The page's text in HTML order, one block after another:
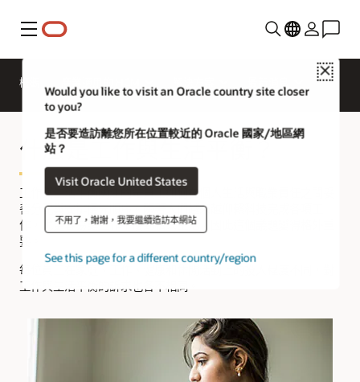
功能表
Close
Would you like to visit an Oracle country site closer
to you?
是否要造訪離您所在位置較近的 Oracle 國家/地區網
站？
Visit Oracle United States
不用了，謝謝，我要繼續造訪本網站
See this page for a different country/region
概觀
什麼是工作與生活平衡？
工作與生活平衡關注的是員工如何在個人生活與職業責任之間妥
善分配與安排優先順序。隨著人們越來越仰賴科技完成各項工
作，也更容易讓工作干擾到私人生活，因此這個議題變得格外重
要。
每位員工在家庭、工作、健康和休閒活動上的投入程度不同，對
工作與生活平衡的訴求也各不相同。